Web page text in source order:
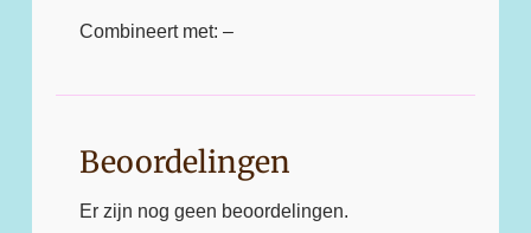
Combineert met: –
Beoordelingen
Er zijn nog geen beoordelingen.